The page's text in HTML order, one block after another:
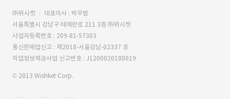
㈜위시켓
대표이사 : 박우범
서울특별시 강남구 테헤란로 211 3층 ㈜위시켓
사업자등록번호 : 209-81-57303
통신판매업신고 : 제2018-서울강남-02337 호
직업정보제공사업 신고번호 : J1200020180019
© 2013 Wishket Corp.